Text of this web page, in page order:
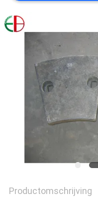
PRIVACYBELEID
Productomschrijving